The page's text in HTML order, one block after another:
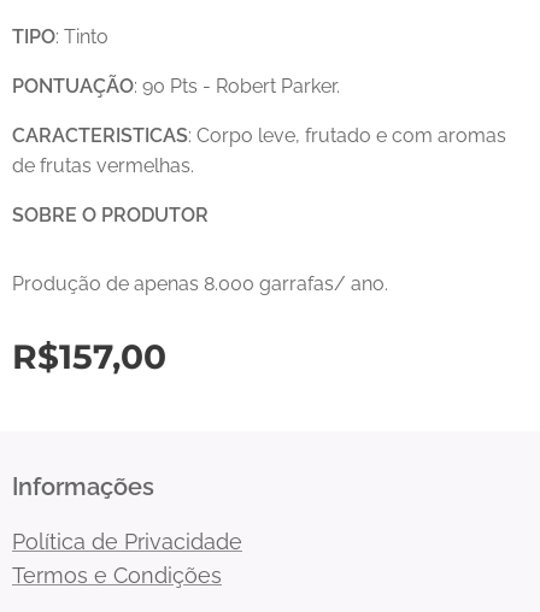
TIPO: Tinto
PONTUAÇÃO: 90 Pts - Robert Parker.
CARACTERISTICAS: Corpo leve, frutado e com aromas
de frutas vermelhas.
SOBRE O PRODUTOR
Produção de apenas 8.000 garrafas/ ano.
R$157,00
Informações
Política de Privacidade
Termos e Condições